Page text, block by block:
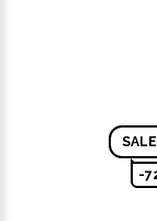
SALE
-